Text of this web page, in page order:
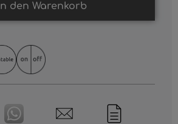
In den Warenkorb